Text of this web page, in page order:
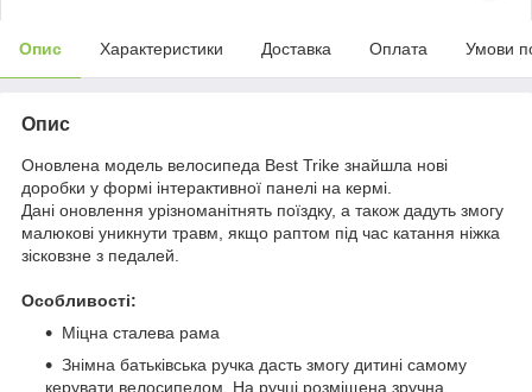
Опис Характеристики Доставка Оплата Умови
Опис
Оновлена модель велосипеда Best Trike знайшла нові
доробки у формі інтерактивної панелі на кермі.
Дані оновлення урізноманітнять поїздку, а також дадуть змогу
малюкові уникнути травм, якщо раптом під час катання ніжка
зісковзне з педалей.
Особливості:
Міцна сталева рама
Знімна батьківська ручка дасть змогу дитині самому
керувати велосипедом. На ручці розміщена зручна